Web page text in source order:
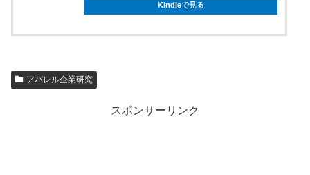
Kindleで見る
アパレル企業研究
スポンサーリンク